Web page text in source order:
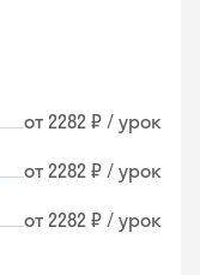
от 2282 ₽ / урок
от 2282 ₽ / урок
от 2282 ₽ / урок